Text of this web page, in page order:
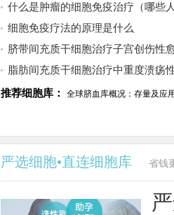
什么是肿瘤的细胞免疫治疗（哪些人不适合接
细胞免疫疗法的原理是什么
脐带间充质干细胞治疗子宫创伤性愈合不
脂肪间充质干细胞治疗中重度溃疡性结
推荐细胞库：
全球脐血库概况：存量及应
严选细胞•直连细胞库 省钱